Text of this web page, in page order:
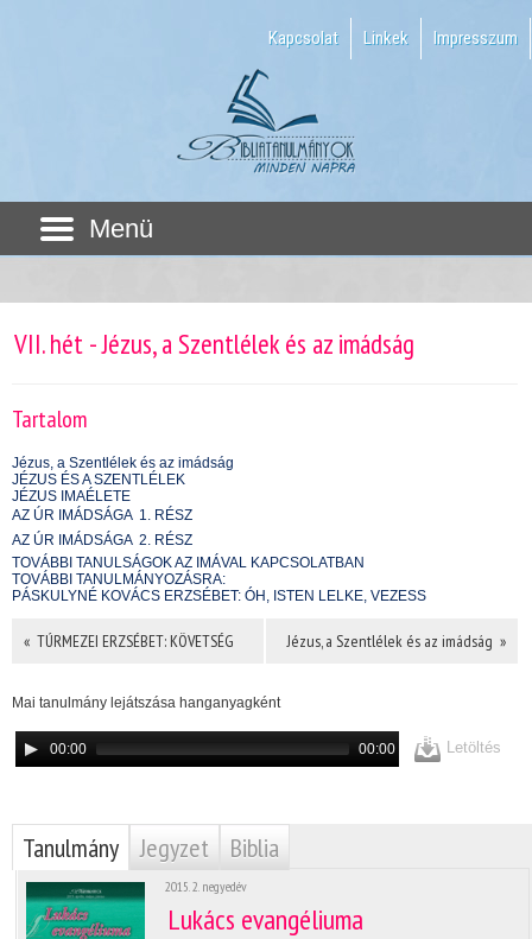
Kapcsolat Linkek Impresszum
Menü
VII. hét - Jézus, a Szentlélek és az imádság
Tartalom
Jézus, a Szentlélek és az imádság
JÉZUS ÉS A SZENTLÉLEK
JÉZUS IMAÉLETE
AZ ÚR IMÁDSÁGA  1. RÉSZ
AZ ÚR IMÁDSÁGA  2. RÉSZ
TOVÁBBI TANULSÁGOK AZ IMÁVAL KAPCSOLATBAN
TOVÁBBI TANULMÁNYOZÁSRA:
PÁSKULYNÉ KOVÁCS ERZSÉBET: ÓH, ISTEN LELKE, VEZESS
« TÚRMEZEI ERZSÉBET: KÖVETSÉG Jézus, a Szentlélek és az imádság »
Mai tanulmány lejátszása hanganyagként
00:00 00:00 Letöltés
Tanulmány Jegyzet Biblia
2015. 2. negyedév
Lukács evangéliuma